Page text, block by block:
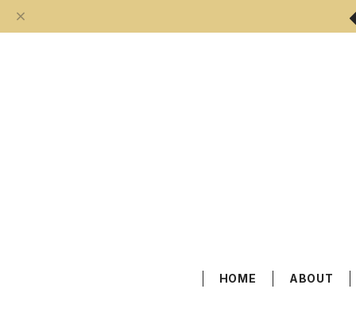
HOME ABOUT